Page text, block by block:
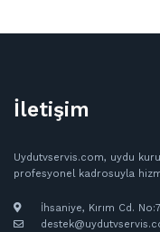
İletişim
Uydutvservis.com, uydu
profesyonel kadrosuyla
İhsaniye, Kırım Cd.